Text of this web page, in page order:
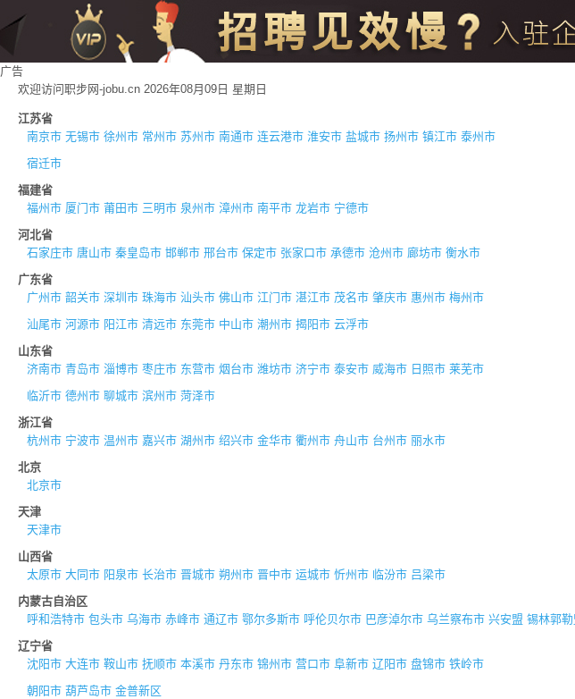
广告
欢迎访问职步网-jobu.cn 2026年08月09日 星期日
江苏省
南京市 无锡市 徐州市 常州市 苏州市 南通市 连云港市 淮安市 盐城市 扬州市 镇江市 泰州市
宿迁市
福建省
福州市 厦门市 莆田市 三明市 泉州市 漳州市 南平市 龙岩市 宁德市
河北省
石家庄市 唐山市 秦皇岛市 邯郸市 邢台市 保定市 张家口市 承德市 沧州市 廊坊市 衡水市
广东省
广州市 韶关市 深圳市 珠海市 汕头市 佛山市 江门市 湛江市 茂名市 肇庆市 惠州市 梅州市
汕尾市 河源市 阳江市 清远市 东莞市 中山市 潮州市 揭阳市 云浮市
山东省
济南市 青岛市 淄博市 枣庄市 东营市 烟台市 潍坊市 济宁市 泰安市 威海市 日照市 莱芜市
临沂市 德州市 聊城市 滨州市 菏泽市
浙江省
杭州市 宁波市 温州市 嘉兴市 湖州市 绍兴市 金华市 衢州市 舟山市 台州市 丽水市
北京
北京市
天津
天津市
山西省
太原市 大同市 阳泉市 长治市 晋城市 朔州市 晋中市 运城市 忻州市 临汾市 吕梁市
内蒙古自治区
呼和浩特市 包头市 乌海市 赤峰市 通辽市 鄂尔多斯市 呼伦贝尔市 巴彦淖尔市 乌兰察布市 兴安盟 锡林郭勒
辽宁省
沈阳市 大连市 鞍山市 抚顺市 本溪市 丹东市 锦州市 营口市 阜新市 辽阳市 盘锦市 铁岭市
朝阳市 葫芦岛市 金普新区